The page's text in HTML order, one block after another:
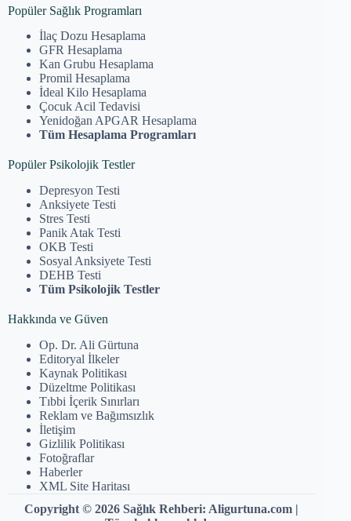
Popüler Sağlık Programları
İlaç Dozu Hesaplama
GFR Hesaplama
Kan Grubu Hesaplama
Promil Hesaplama
İdeal Kilo Hesaplama
Çocuk Acil Tedavisi
Yenidoğan APGAR Hesaplama
Tüm Hesaplama Programları
Popüler Psikolojik Testler
Depresyon Testi
Anksiyete Testi
Stres Testi
Panik Atak Testi
OKB Testi
Sosyal Anksiyete Testi
DEHB Testi
Tüm Psikolojik Testler
Hakkında ve Güven
Op. Dr. Ali Gürtuna
Editoryal İlkeler
Kaynak Politikası
Düzeltme Politikası
Tıbbi İçerik Sınırları
Reklam ve Bağımsızlık
İletişim
Gizlilik Politikası
Fotoğraflar
Haberler
XML Site Haritası
Copyright © 2026 Sağlık Rehberi: Aligurtuna.com |